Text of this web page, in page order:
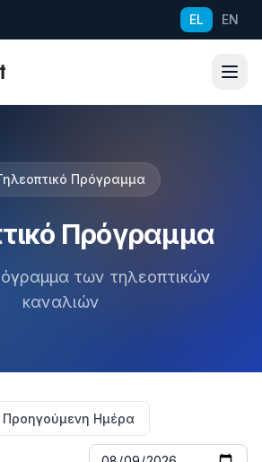
EL EN
Πρόγραμμα
Πρόγραμμα
των τηλεοπτικών
καναλιών
Προηγούμενη Ημέρα